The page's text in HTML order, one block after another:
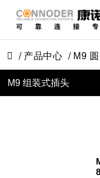
产品中心 M9
M9 组装式插头